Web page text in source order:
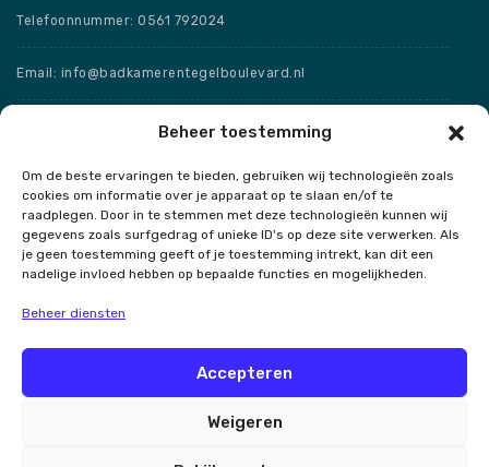
Beheer toestemming
Om de beste ervaringen te bieden, gebruiken wij technologieën zoals
cookies om informatie over je apparaat op te slaan en/of te
raadplegen. Door in te stemmen met deze technologieën kunnen wij
gegevens zoals surfgedrag of unieke ID's op deze site verwerken. Als
je geen toestemming geeft of je toestemming intrekt, kan dit een
nadelige invloed hebben op bepaalde functies en mogelijkheden.
Beheer diensten
Accepteren
Weigeren
Telefoonnummer: 0561 792024
Email: info@badkamerentegelboulevard.nl
Adres: Frisaxstraat 5, 8471 ZW Wolvega
Openingstijden
Speciale openingstijden
Contact